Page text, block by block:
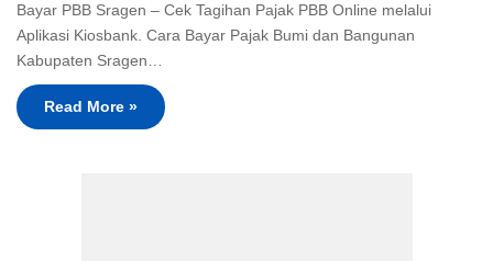
Bayar PBB Sragen – Cek Tagihan Pajak PBB Online melalui
Aplikasi Kiosbank. Cara Bayar Pajak Bumi dan Bangunan
Kabupaten Sragen…
Read More »